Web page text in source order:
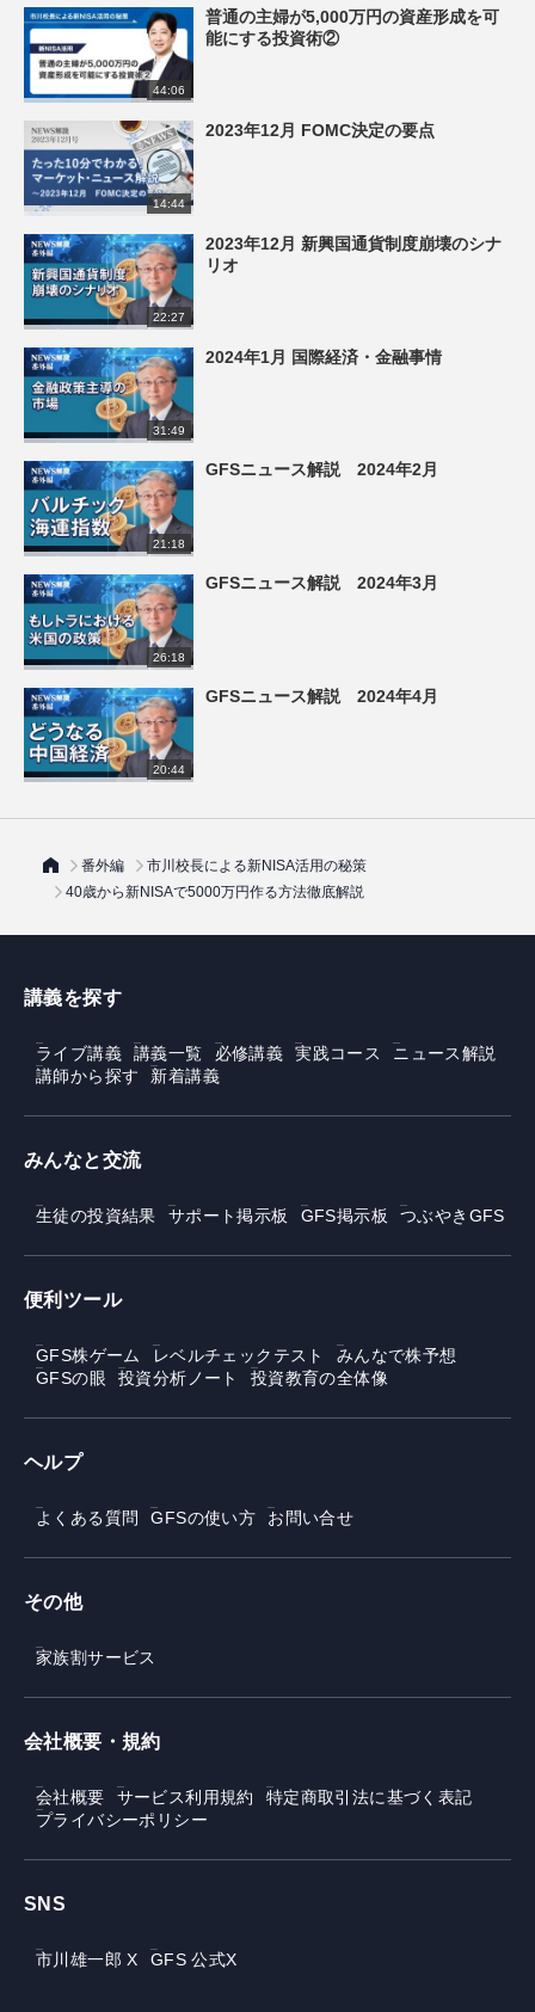
44:06
普通の主婦が5,000万円の資産形成を可
能にする投資術②
14:44
2023年12月 FOMC決定の要点
22:27
2023年12月 新興国通貨制度崩壊のシナ
リオ
31:49
2024年1月 国際経済・金融事情
21:18
GFSニュース解説 2024年2月
26:18
GFSニュース解説 2024年3月
20:44
GFSニュース解説 2024年4月
番外編
市川校長による新NISA活用の秘策
40歳から新NISAで5000万円作る方法徹底解説
講義を探す
ライブ講義 講義一覧 必修講義 実践コース
ニュース解説
講師から探す
新着講義
みんなと交流
生徒の投資結果 サポート掲示板 GFS掲示板 つぶやきGFS
便利ツール
GFS株ゲーム レベルチェックテスト
みんなで株予想
GFSの眼
投資分析ノート 投資教育の全体像
ヘルプ
よくある質問 GFSの使い方 お問い合せ
その他
家族割サービス
会社概要・規約
会社概要 サービス利用規約
特定商取引法に基づく表記
プライバシーポリシー
SNS
市川雄一郎 X GFS 公式X